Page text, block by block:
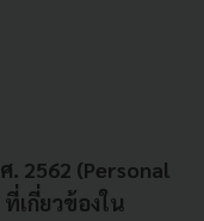
. 2562 (Personal
กี่ยวข้องใน